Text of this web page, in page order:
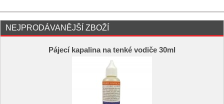
NEJPRODÁVANĚJŠÍ ZBOŽÍ
Pájecí kapalina na tenké vodiče 30ml